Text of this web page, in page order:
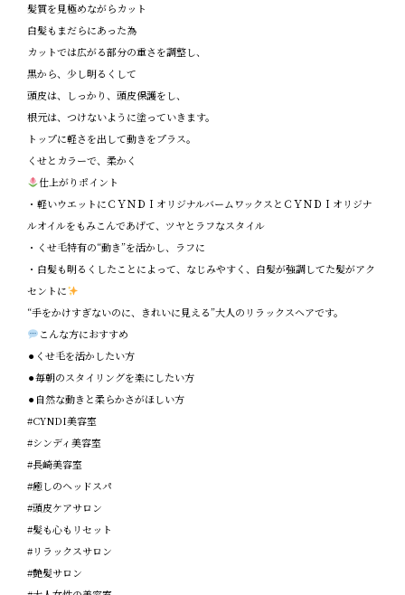
髪質を見極めながらカット
白髪もまだらにあった為
カットでは広がる部分の重さを調整し、
黒から、少し明るくして
頭皮は、しっかり、頭皮保護をし、
根元は、つけないように塗っていきます。
トップに軽さを出して動きをプラス。
くせとカラーで、柔かく
仕上がりポイント
・軽いウエットにＣＹＮＤＩオリジナルバームワックスとＣＹＮＤＩオリジナ
ルオイルをもみこんであげて、ツヤとラフなスタイル
・くせ毛特有の“動き”を活かし、ラフに
・白髪も明るくしたことによって、なじみやすく、白髪が強調してた髪がアク
セントに
“手をかけすぎないのに、きれいに見える”大人のリラックスヘアです。
こんな方におすすめ
⚫︎くせ毛を活かしたい方
⚫︎毎朝のスタイリングを楽にしたい方
⚫︎自然な動きと柔らかさがほしい方
#CYNDI美容室
#シンディ美容室
#長崎美容室
#癒しのヘッドスパ
#頭皮ケアサロン
#髪も心もリセット
#リラックスサロン
#艶髪サロン